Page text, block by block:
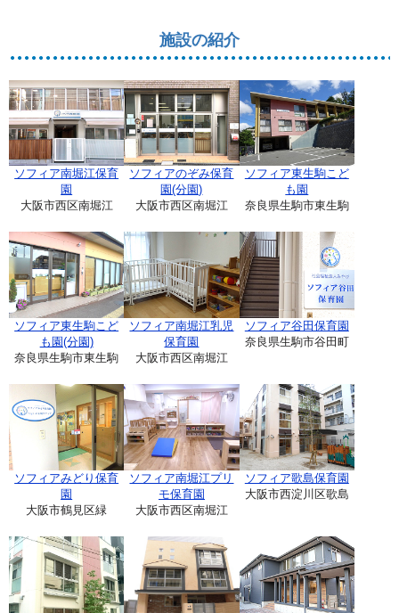
施設の紹介
ソフィア南堀江保育
園
大阪市西区南堀江
ソフィアのぞみ保育
園(分園)
大阪市西区南堀江
ソフィア東生駒こど
も園
奈良県生駒市東生駒
ソフィア東生駒こど
も園(分園)
奈良県生駒市東生駒
ソフィア南堀江乳児
保育園
大阪市西区南堀江
ソフィア谷田保育園
奈良県生駒市谷田町
ソフィアみどり保育
園
大阪市鶴見区緑
ソフィア南堀江プリ
モ保育園
大阪市西区南堀江
ソフィア歌島保育園
大阪市西淀川区歌島